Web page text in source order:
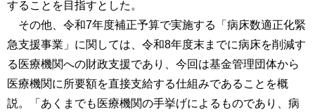
することを目指すとした。
その他、令和7年度補正予算で実施する「病床数適正化緊
急支援事業」に関しては、令和8年度末までに病床を削減す
る医療機関への財政支援であり、今回は基金管理団体から
医療機関に所要額を直接支給する仕組みであることを概
説。「あくまでも医療機関の手挙げによるものであり、病